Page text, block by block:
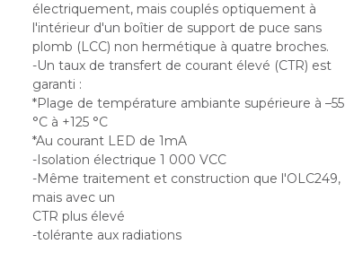
électriquement, mais couplés optiquement à
l'intérieur d'un boîtier de support de puce sans
plomb (LCC) non hermétique à quatre broches.
-Un taux de transfert de courant élevé (CTR) est
garanti :
*Plage de température ambiante supérieure à –55
°C à +125 °C
*Au courant LED de 1mA
-Isolation électrique 1 000 VCC
-Même traitement et construction que l'OLC249,
mais avec un
CTR plus élevé
-tolérante aux radiations